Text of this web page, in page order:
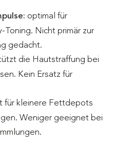
optimal für
Toning. Nicht primär zur
gedacht.
die Hautstraffung bei
Kein Ersatz für
für kleinere Fettdepots
Weniger geeignet bei